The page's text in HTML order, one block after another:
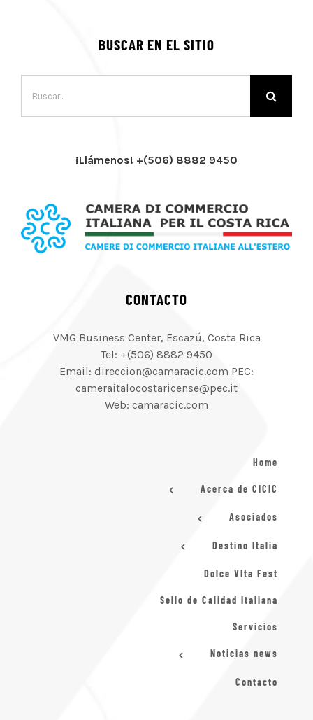
BUSCAR EN EL SITIO
¡Llámenos! +(506) 8882 9450
CONTACTO
VMG Business Center, Escazú, Costa Rica
Tel: +(506) 8882 9450
Email: direccion@camaracic.com PEC:
cameraitalocostaricense@pec.it
Web: camaracic.com
Home
Acerca de CICIC
Asociados
Destino Italia
Dolce VIta Fest
Sello de Calidad Italiana
Servicios
Noticias news
Contacto